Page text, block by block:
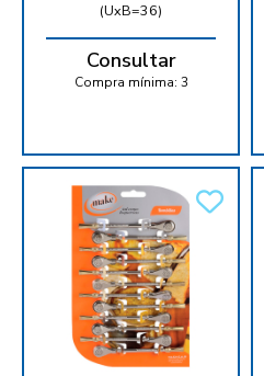
(UxB=36)
Consultar
Compra mínima: 3